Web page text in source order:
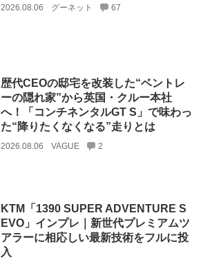
2026.08.06 グーネット 67
歴代CEOの邸宅を改装した“ベントレ
ーの隠れ家”から英国・クルー本社
へ！「コンチネンタルGT S」で味わっ
た“降りたくなくなる”走りとは
2026.08.06 VAGUE 2
KTM「1390 SUPER ADVENTURE S
EVO」インプレ｜新世代プレミアムツ
アラーに相応しい最新技術をフルに投
入